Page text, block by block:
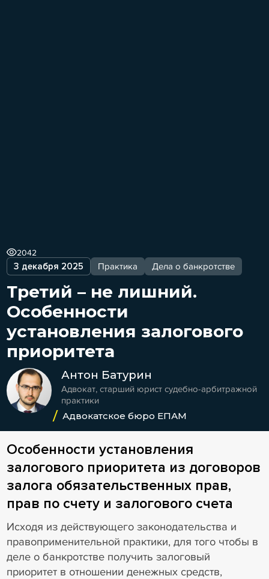
3 декабря 2025 Практика Дела о банкротстве
2042
Третий – не лишний.
Особенности
установления залогового
приоритета
Антон Батурин
Адвокат, старший юрист судебно-арбитражной
практики
Адвокатское бюро ЕПАМ
Особенности установления
залогового приоритета из договоров
залога обязательственных прав,
прав по счету и залогового счета
Исходя из действующего законодательства и
правоприменительной практики, для того чтобы в
деле о банкротстве получить залоговый
приоритет в отношении денежных средств,